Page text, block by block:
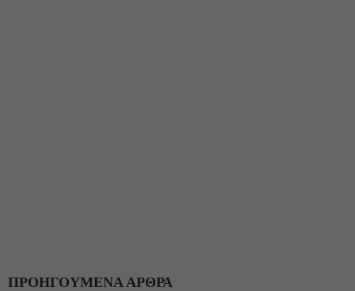
ΠΡΟΗΓΟΥΜΕΝΑ ΑΡΘΡΑ